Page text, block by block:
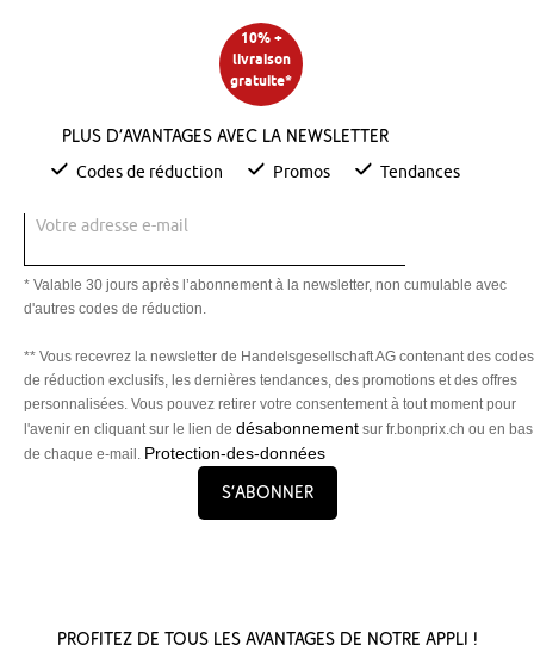
10% +
livraison
gratuite*
Plus d’avantages avec la newsletter
Codes de réduction Promos Tendances
Votre adresse e-mail
* Valable 30 jours après l’abonnement à la newsletter, non cumulable avec
d'autres codes de réduction.
** Vous recevrez la newsletter de Handelsgesellschaft AG contenant des codes
de réduction exclusifs, les dernières tendances, des promotions et des offres
personnalisées. Vous pouvez retirer votre consentement à tout moment pour
l'avenir en cliquant sur le lien de désabonnement sur fr.bonprix.ch ou en bas
de chaque e-mail. Protection-des-données
S’abonner
Profitez de tous les avantages de notre appli !